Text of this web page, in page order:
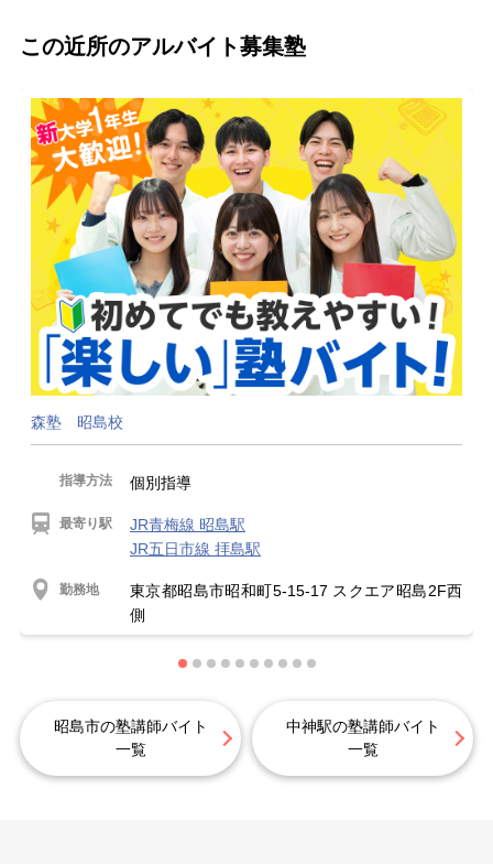
この近所のアルバイト募集塾
森塾 昭島校
指導方法 個別指導
最寄り駅
JR青梅線 昭島駅
JR五日市線 拝島駅
勤務地
東京都昭島市昭和町5-15-17 スクエア昭島2F西
側
昭島市の塾講師バイト
一覧
中神駅の塾講師バイト
一覧